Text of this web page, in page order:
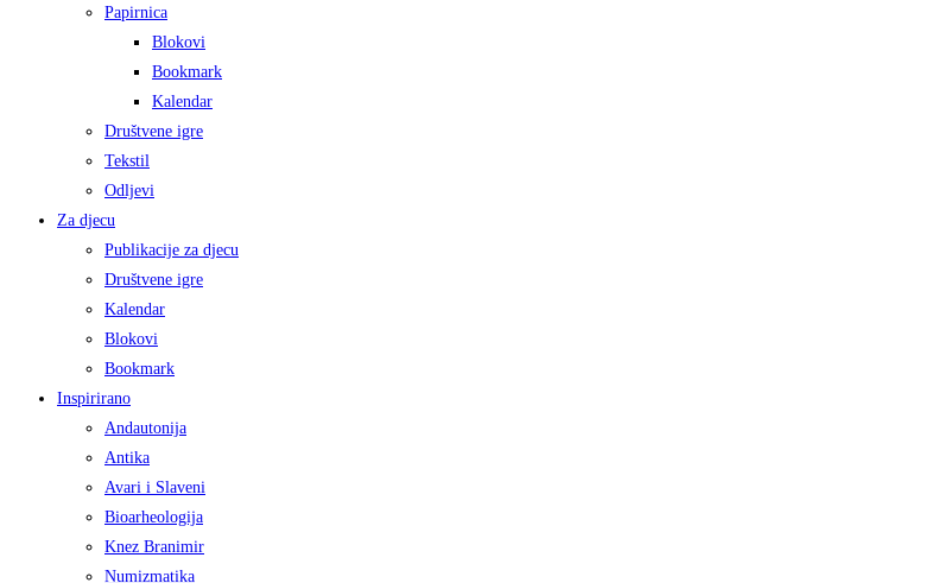
Papirnica
Blokovi
Bookmark
Kalendar
Društvene igre
Tekstil
Odljevi
Za djecu
Publikacije za djecu
Društvene igre
Kalendar
Blokovi
Bookmark
Inspirirano
Andautonija
Antika
Avari i Slaveni
Bioarheologija
Knez Branimir
Numizmatika